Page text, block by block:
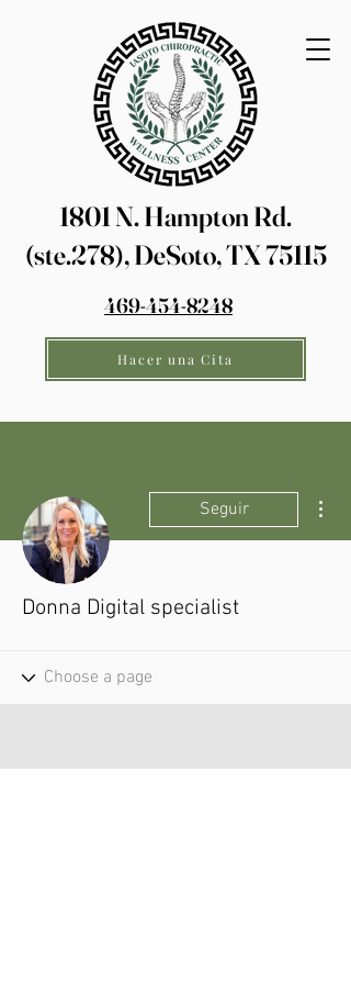
1801 N. Hampton Rd.
(ste.278), DeSoto, TX 75115
469-454-8248
Hacer una Cita
Seguir
Donna Digital specialist